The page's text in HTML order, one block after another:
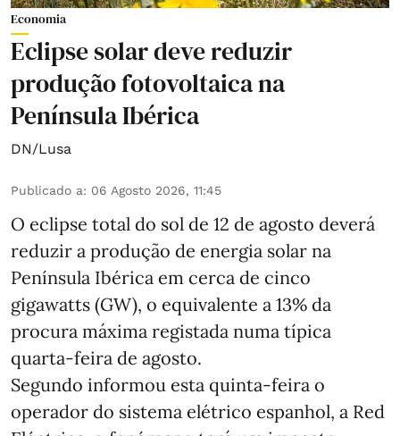
Economia
Eclipse solar deve reduzir
produção fotovoltaica na
Península Ibérica
DN/Lusa
Publicado a: 06 Agosto 2026, 11:45
O eclipse total do sol de 12 de agosto deverá
reduzir a produção de energia solar na
Península Ibérica em cerca de cinco
gigawatts (GW), o equivalente a 13% da
procura máxima registada numa típica
quarta-feira de agosto.
Segundo informou esta quinta-feira o
operador do sistema elétrico espanhol, a Red